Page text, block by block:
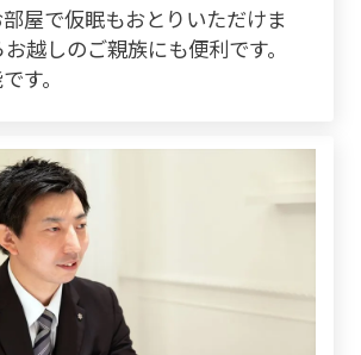
屋で仮眠もおとりいただけま
越しのご親族にも便利です。
す。